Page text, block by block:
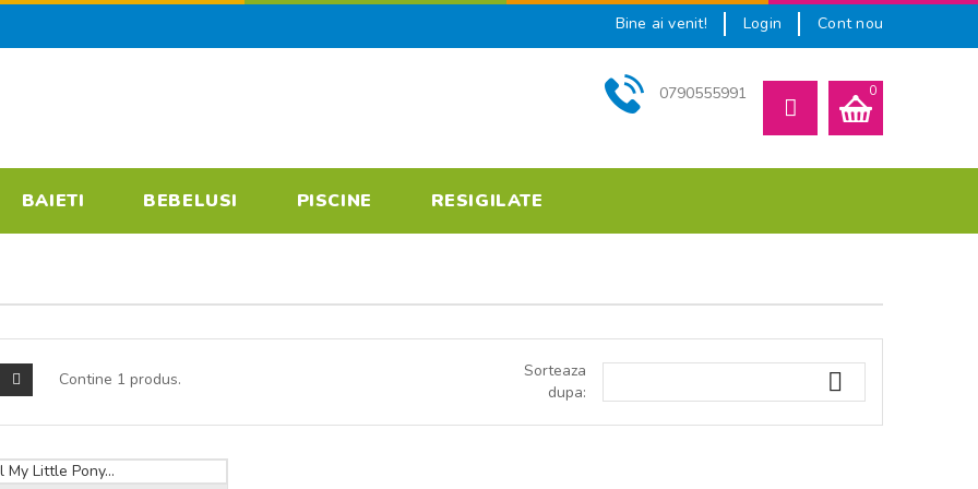
Bine ai venit! Login Cont nou
0
0790555991
BAIETI BEBELUSI PISCINE RESIGILATE
Contine 1 produs.
Sorteaza
dupa:
